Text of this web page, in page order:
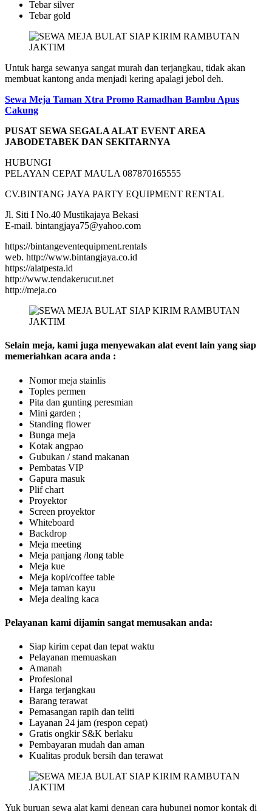
Tebar silver
Tebar gold
Untuk harga sewanya sangat murah dan terjangkau, tidak akan
membuat kantong anda menjadi kering apalagi jebol deh.
Sewa Meja Taman Xtra Promo Ramadhan Bambu Apus
Cakung
PUSAT SEWA SEGALA ALAT EVENT AREA
JABODETABEK DAN SEKITARNYA
HUBUNGI
PELAYAN CEPAT MAULA 087870165555
CV.BINTANG JAYA PARTY EQUIPMENT RENTAL
Jl. Siti I No.40 Mustikajaya Bekasi
E-mail. bintangjaya75@yahoo.com
https://bintangeventequipment.rentals
web. http://www.bintangjaya.co.id
https://alatpesta.id
http://www.tendakerucut.net
http://meja.co
Selain meja, kami juga menyewakan alat event lain yang siap
memeriahkan acara anda :
Nomor meja stainlis
Toples permen
Pita dan gunting peresmian
Mini garden ;
Standing flower
Bunga meja
Kotak angpao
Gubukan / stand makanan
Pembatas VIP
Gapura masuk
Plif chart
Proyektor
Screen proyektor
Whiteboard
Backdrop
Meja meeting
Meja panjang /long table
Meja kue
Meja kopi/coffee table
Meja taman kayu
Meja dealing kaca
Pelayanan kami dijamin sangat memusakan anda:
Siap kirim cepat dan tepat waktu
Pelayanan memuaskan
Amanah
Profesional
Harga terjangkau
Barang terawat
Pemasangan rapih dan teliti
Layanan 24 jam (respon cepat)
Gratis ongkir S&K berlaku
Pembayaran mudah dan aman
Kualitas produk bersih dan terawat
Yuk buruan sewa alat kami dengan cara hubungi nomor kontak di